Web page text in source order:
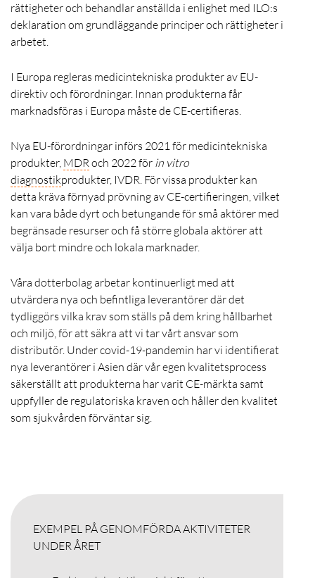
rättigheter och behandlar anställda i enlighet med ILO:s
deklaration om grundläggande principer och rättigheter i
arbetet.
I Europa regleras medicintekniska produkter av EU-
direktiv och förordningar. Innan produkterna får
marknadsföras i Europa måste de CE-certifieras.
Nya EU-förordningar införs 2021 för medicintekniska
produkter, MDRoch 2022 för in vitro
diagnostikprodukter, IVDR. För vissa produkter kan
detta kräva förnyad prövning av CE-certifieringen, vilket
kan vara både dyrt och betungande för små aktörer med
begränsade resurser och få större globala aktörer att
välja bort mindre och lokala marknader.
Våra dotterbolag arbetar kontinuerligt med att
utvärdera nya och befintliga leverantörer där det
tydliggörs vilka krav som ställs på dem kring hållbarhet
och miljö, för att säkra att vi tar vårt ansvar som
distributör. Under covid-19-pandemin har vi identifierat
nya leverantörer i Asien där vår egen kvalitetsprocess
säkerställt att produkterna har varit CE-märkta samt
uppfyller de regulatoriska kraven och håller den kvalitet
som sjukvården förväntar sig.
EXEMPEL PÅ GENOMFÖRDA AKTIVITETER
UNDER ÅRET